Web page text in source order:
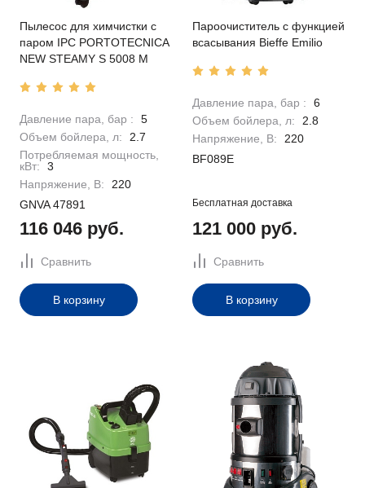
Пылесос для химчистки с
паром IPC PORTOTECNICA
NEW STEAMY S 5008 M
Давление пара, бар :
5
Объем бойлера, л:
2.7
Потребляемая мощность,
кВт:
3
Напряжение, В:
220
GNVA 47891
116 046 руб.
Сравнить
В корзину
Пароочиститель с функцией
всасывания Bieffe Emilio
Давление пара, бар :
6
Объем бойлера, л:
2.8
Напряжение, В:
220
BF089E
Бесплатная доставка
121 000 руб.
Сравнить
В корзину